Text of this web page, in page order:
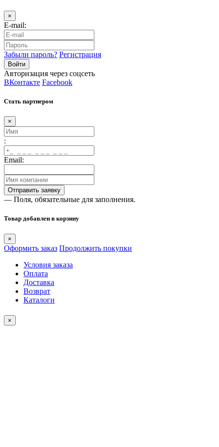
×
E-mail:
Забыли пароль? Регистрация
Авторизация через соцсеть
ВКонтакте Facebook
Стать партнером
×
:
Email:
— Поля, обязательные для заполнения.
Товар добавлен в корзину
×
Оформить заказ Продолжить покупки
Условия заказа
Оплата
Доставка
Возврат
Каталоги
×